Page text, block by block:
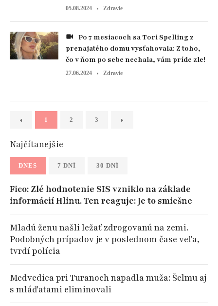
05.08.2024 Zdravie
prenajatého domu vysťahovala: Z toho,
čo v ňom po sebe nechala, vám príde zle!
27.06.2024 Zdravie
1 2 3
Najčítanejšie
DNES 7 DNÍ 30 DNÍ
Fico: Zlé hodnotenie SIS vzniklo na základe
informácií Hlinu. Ten reaguje: Je to smiešne
Mladú ženu našli ležať zdrogovanú na zemi.
Podobných prípadov je v poslednom čase veľa,
tvrdí polícia
Medvedica pri Turanoch napadla muža: Šelmu aj
s mláďatami eliminovali